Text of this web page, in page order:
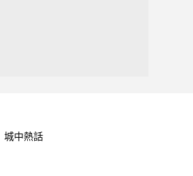
城中熱話